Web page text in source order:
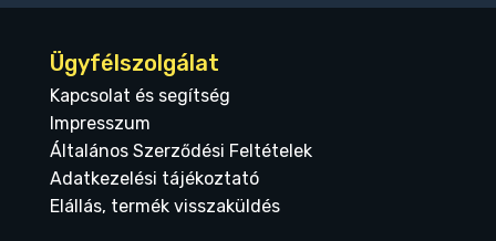
Ügyfélszolgálat
Kapcsolat és segítség
Impresszum
Általános Szerződési Feltételek
Adatkezelési tájékoztató
Elállás, termék visszaküldés